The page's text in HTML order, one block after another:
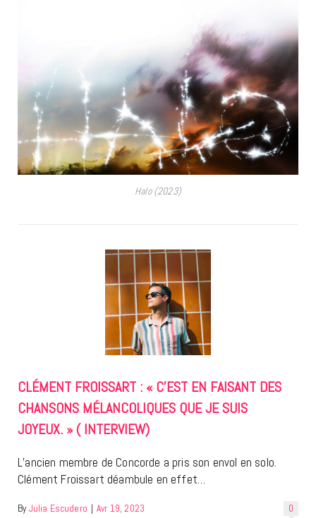
Halo (2023)
CLÉMENT FROISSART : « C’EST EN FAISANT DES
CHANSONS MÉLANCOLIQUES QUE JE SUIS
JOYEUX. » ( INTERVIEW)
L’ancien membre de Concorde a pris son envol en solo.
Clément Froissart déambule en effet…
0
By Julia Escudero | Avr 19, 2023